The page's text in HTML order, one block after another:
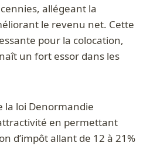
allégeant la
le revenu net. Cette
pour la colocation,
un fort essor dans les
la loi Denormandie
en permettant
d’impôt allant de 12 à 21%